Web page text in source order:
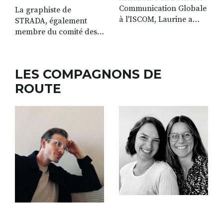
La graphiste de
STRADA, également
membre du comité des
Communication Globale
à l'ISCOM, Laurine a
communications pour le
LES COMPAGNONS DE
ROUTE